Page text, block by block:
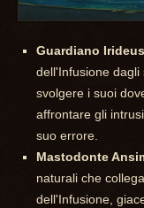
Guardiano Irideus
dell'Infusione
svolgere i suoi
affrontare gli
suo errore.
Mastodonte
naturali che
dell'Infusione,